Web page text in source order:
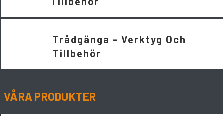
Trådgänga – Verktyg Och
Tillbehör
VÅRA PRODUKTER